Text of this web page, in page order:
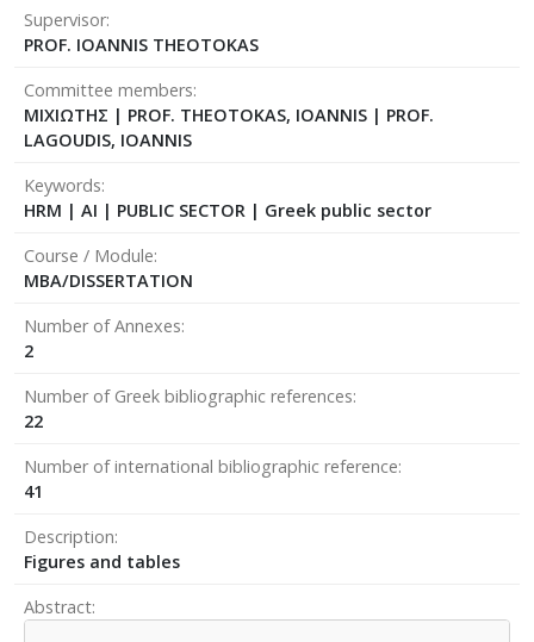
Supervisor
PROF. IOANNIS THEOTOKAS
Committee members
ΜΙΧΙΩΤΗΣ | PROF. THEOTOKAS, IOANNIS | PROF.
LAGOUDIS, IOANNIS
Keywords
HRM | AI | PUBLIC SECTOR | Greek public sector
Course / Module
MBA/DISSERTATION
Number of Annexes
2
Number of Greek bibliographic references
22
Number of international bibliographic reference
41
Description
Figures and tables
Abstract